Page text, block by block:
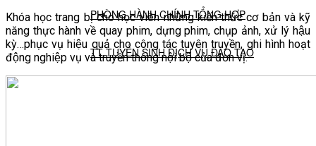
PHÒNG HÀNH CHÍNH TỔNG HỢP
TT TUYỂN SINH DỊCH VỤ ĐÀO TẠO
Khóa học trang bị cho học viên những kiến thức cơ bản và kỹ
năng thực hành về quay phim, dựng phim, chụp ảnh, xử lý hậu
kỳ…phục vụ hiệu quả cho công tác tuyên truyền, ghi hình hoạt
động nghiệp vụ và truyền thông nội bộ của đơn vị.